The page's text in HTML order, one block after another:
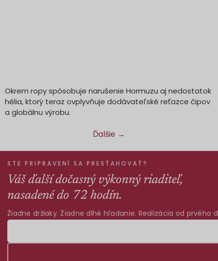
Okrem ropy spôsobuje narušenie Hormuzu aj nedostatok
hélia, ktorý teraz ovplyvňuje dodávateľské reťazce čipov
a globálnu výrobu.
Ďalšie →
STE PRIPRAVENÍ SA PRESŤAHOVAŤ?
Váš ďalší dočasný výkonný riaditeľ,
nasadené do 72 hodín.
Žiadne držiaky. Žiadne dlhé hľadanie. Realizácia od prvého